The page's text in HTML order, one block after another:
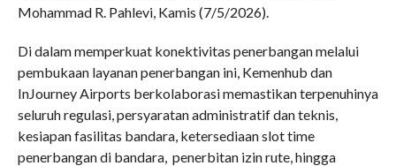
Mohammad R. Pahlevi, Kamis (7/5/2026).
Di dalam memperkuat konektivitas penerbangan melalui
pembukaan layanan penerbangan ini, Kemenhub dan
InJourney Airports berkolaborasi memastikan terpenuhinya
seluruh regulasi, persyaratan administratif dan teknis,
kesiapan fasilitas bandara, ketersediaan slot time
penerbangan di bandara, penerbitan izin rute, hingga